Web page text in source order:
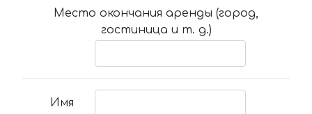
Место окончания аренды (город,
гостиница и т. д.)
Имя